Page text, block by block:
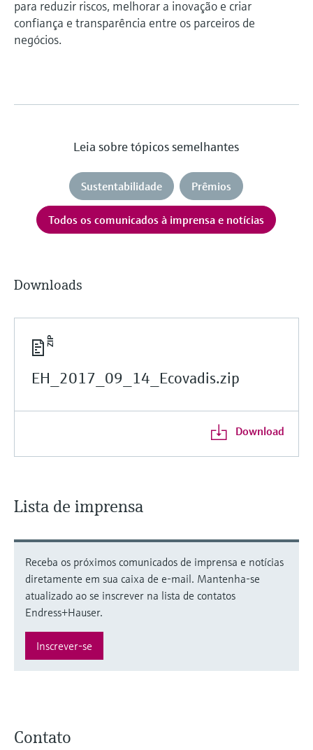
para reduzir riscos, melhorar a inovação e criar
confiança e transparência entre os parceiros de
negócios.
Leia sobre tópicos semelhantes
Sustentabilidade Prêmios
Todos os comunicados à imprensa e notícias
Downloads
EH_2017_09_14_Ecovadis.zip
Download
Lista de imprensa
Receba os próximos comunicados de imprensa e notícias
diretamente em sua caixa de e-mail. Mantenha-se
atualizado ao se inscrever na lista de contatos
Endress+Hauser.
Inscrever-se
Contato